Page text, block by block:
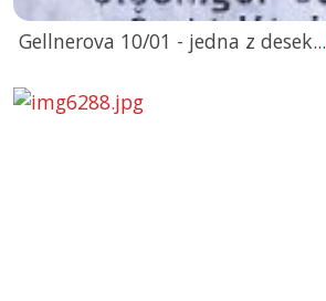
Gellnerova 10/01 - jedna z desek...